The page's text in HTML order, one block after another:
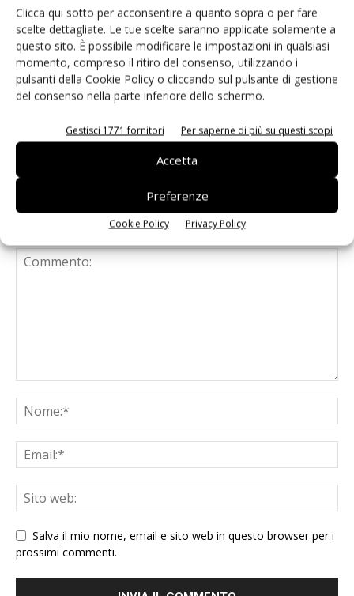
Clicca qui sotto per acconsentire a quanto sopra o per fare
scelte dettagliate. Le tue scelte saranno applicate solamente a
questo sito. È possibile modificare le impostazioni in qualsiasi
momento, compreso il ritiro del consenso, utilizzando i
pulsanti della Cookie Policy o cliccando sul pulsante di gestione
del consenso nella parte inferiore dello schermo.
Gestisci 1771 fornitori Per saperne di più su questi scopi
Accetta
Preferenze
Cookie Policy Privacy Policy
Renesas lancia la piattaforma
MRDIMM Gen 3
TDK e LG Innotek insieme sui sensori
Salva il mio nome, email e sito web in questo browser per i
prossimi commenti.